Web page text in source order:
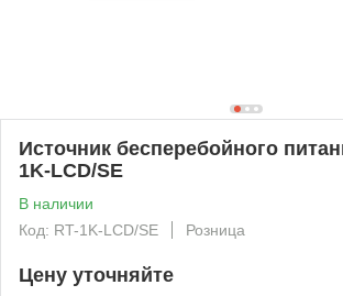
Источник бесперебойного
1K-LCD/SE
В наличии
Код: RT-1K-LCD/SE
Розница
Цену уточняйте